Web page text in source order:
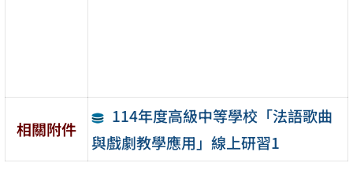
相關附件
114年度高級中等學校「法語歌曲
與戲劇教學應用」線上研習1